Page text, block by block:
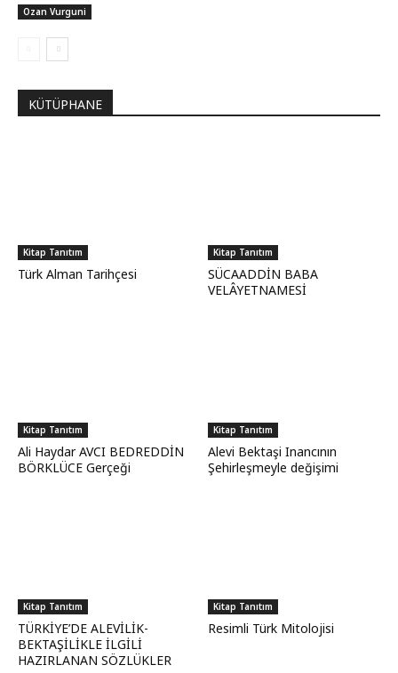
Ozan Vurguni
KÜTÜPHANE
Kitap Tanıtım
Türk Alman Tarihçesi
Kitap Tanıtım
SÜCAADDİN BABA
VELÂYETNAMESİ
Kitap Tanıtım
Ali Haydar AVCI BEDREDDİN
BÖRKLÜCE Gerçeği
Kitap Tanıtım
Alevi Bektaşi Inancının
Şehirleşmeyle değişimi
Kitap Tanıtım
TÜRKİYE’DE ALEVİLİK-
BEKTAŞİLİKLE İLGİLİ
HAZIRLANAN SÖZLÜKLER
Kitap Tanıtım
Resimli Türk Mitolojisi